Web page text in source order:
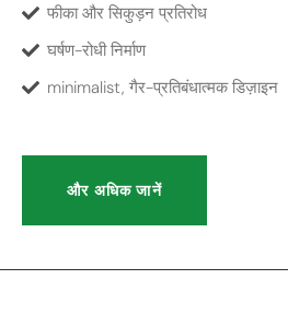
फीका और सिकुड़न प्रतिरोध
घर्षण-रोधी निर्माण
minimalist, गैर-प्रतिबंधात्मक डिज़ाइन
और अधिक जानें